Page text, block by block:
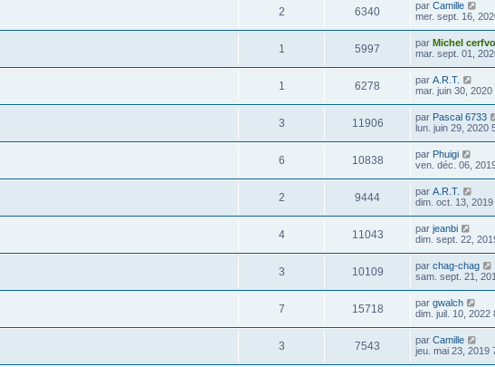
2 6340 par Camille
mer. sept. 16,
1 5997 par Michel
mar. sept. 01,
1 6278 par A.R.T.
mar. juin 30, 2020
3 11906 par Pascal 6733
lun. juin 29, 2020
6 10838 par Phuigi
ven. déc. 06,
2 9444 par A.R.T.
dim. oct. 13,
4 11043 par jeanbi
dim. sept. 22,
3 10109 par chag-chag
sam. sept. 21,
7 15718 par gwalch
dim. juil. 10, 2022
3 7543 par Camille
jeu. mai 23, 2019